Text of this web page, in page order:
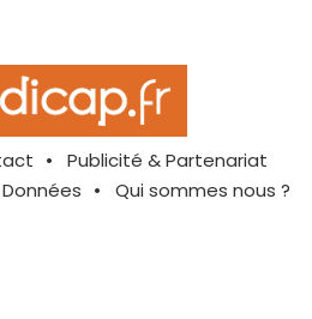
Publicité & Partenariat
Données Qui sommes nous ?